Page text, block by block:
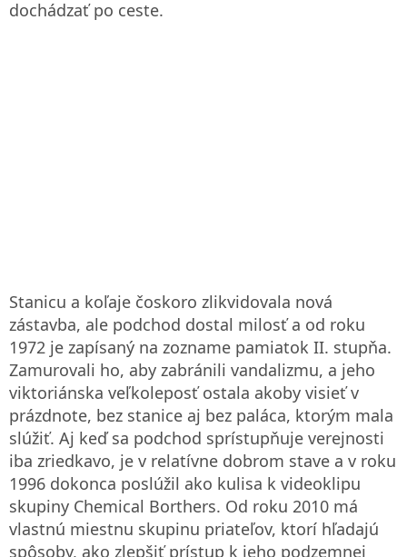
dochádzať po ceste.
Stanicu a koľaje čoskoro zlikvidovala nová
zástavba, ale podchod dostal milosť a od roku
1972 je zapísaný na zozname pamiatok II. stupňa.
Zamurovali ho, aby zabránili vandalizmu, a jeho
viktoriánska veľkoleposť ostala akoby visieť v
prázdnote, bez stanice aj bez paláca, ktorým mala
slúžiť. Aj keď sa podchod sprístupňuje verejnosti
iba zriedkavo, je v relatívne dobrom stave a v roku
1996 dokonca poslúžil ako kulisa k videoklipu
skupiny Chemical Borthers. Od roku 2010 má
vlastnú miestnu skupinu priateľov, ktorí hľadajú
spôsoby, ako zlepšiť prístup k jeho podzemnej